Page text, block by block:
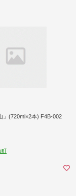
」(720ml×2本) F4B-002
町